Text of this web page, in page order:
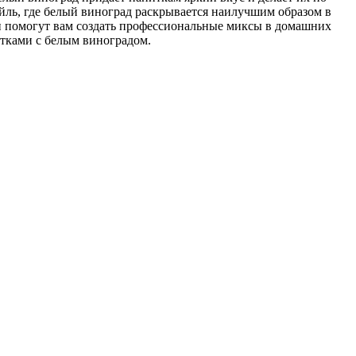
где белый виноград раскрывается наилучшим образом в
вам создать профессиональные миксы в домашних
с белым виноградом.